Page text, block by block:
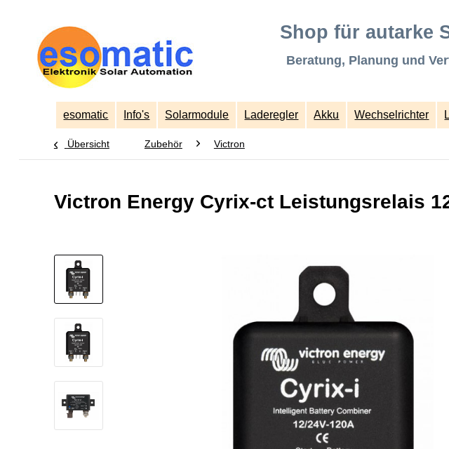
Shop für autarke
Beratung, Planung und
esomatic Info's Solarmodule Laderegler Akku Wechselrichter
Übersicht Zubehör Victron
Victron Energy Cyrix-ct Leistungsrelais